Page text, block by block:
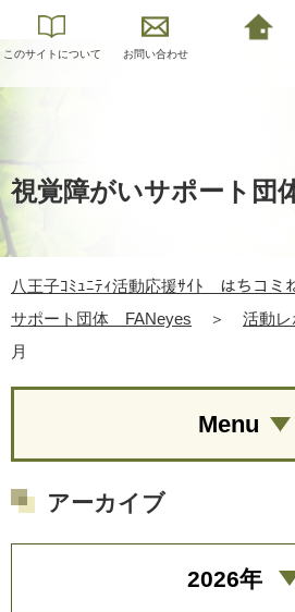
このサイトについて お問い合わせ
視覚障がいサポート
八王子ｺﾐｭﾆﾃｨ活動応援ｻｲﾄ はちコミ
サポート団体 FANeyes
＞ 活動レ
月
Menu
アーカイブ
2026年